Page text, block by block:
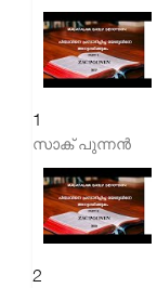
1
സാക് പുന്നൻ
2